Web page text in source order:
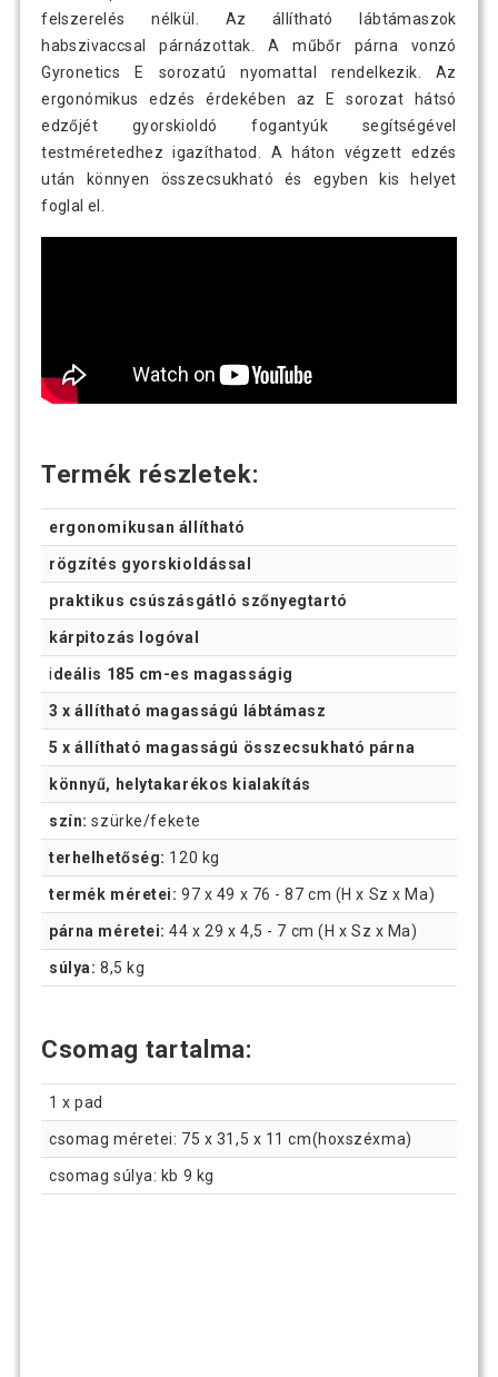
felszerelés nélkül. Az állítható lábtámaszok
habszivaccsal párnázottak. A műbőr párna vonzó
Gyronetics E sorozatú nyomattal rendelkezik. Az
ergonómikus edzés érdekében az E sorozat hátsó
edzőjét gyorskioldó fogantyúk segítségével
testméretedhez igazíthatod. A háton végzett edzés
után könnyen összecsukható és egyben kis helyet
foglal el.
Termék részletek:
ergonomikusan állítható
rögzítés gyorskioldással
praktikus csúszásgátló szőnyegtartó
kárpitozás logóval
ideális 185 cm-es magasságig
3 x állítható magasságú lábtámasz
5 x állítható magasságú összecsukható párna
könnyű, helytakarékos kialakítás
szín: szürke/fekete
terhelhetőség: 120 kg
termék méretei: 97 x 49 x 76 - 87 cm (H x Sz x Ma)
párna méretei: 44 x 29 x 4,5 - 7 cm (H x Sz x Ma)
súlya: 8,5 kg
Csomag tartalma:
1 x pad
csomag méretei: 75 x 31,5 x 11 cm(hoxszéxma)
csomag súlya: kb 9 kg